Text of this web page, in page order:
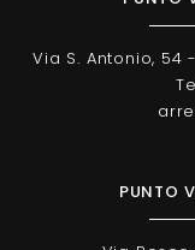
Via S. Antonio, 54
PUNTO